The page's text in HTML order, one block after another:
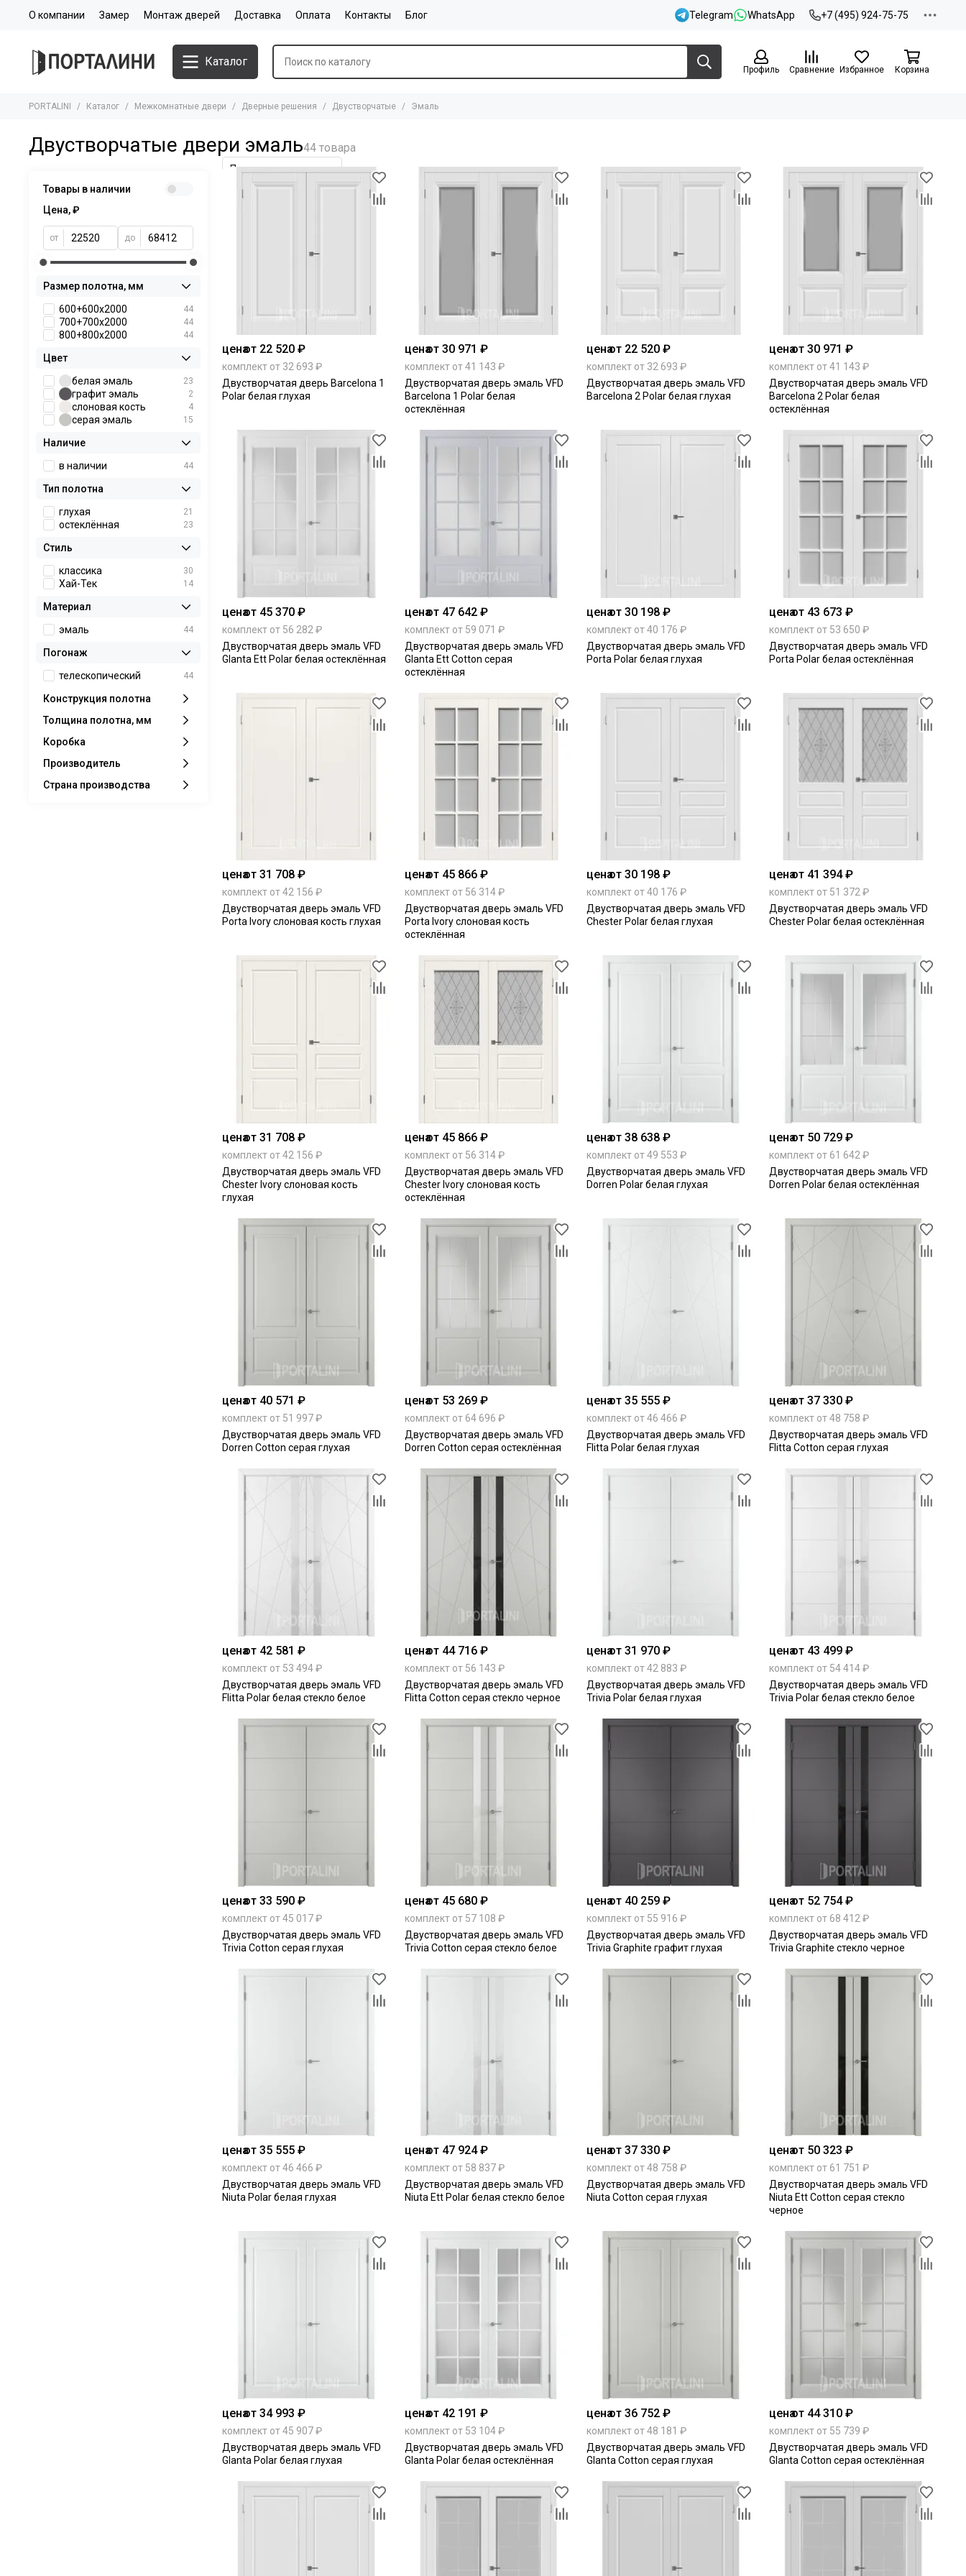
О компании Замер Монтаж дверей Доставка Оплата Контакты Блог Telegram WhatsApp +7 (495) 924-75-75
Каталог
Профиль Сравнение Избранное Корзина
PORTALINI Каталог Межкомнатные двери Дверные решения Двустворчатые Эмаль
Двустворчатые двери эмаль
ценаот 22 520 ₽
комплект от 32 693 ₽
Двустворчатая дверь Barcelona 1
Polar белая глухая
ценаот 30 971 ₽
комплект от 41 143 ₽
Двустворчатая дверь эмаль VFD
Barcelona 1 Polar белая
остеклённая
ценаот 22 520 ₽
комплект от 32 693 ₽
Двустворчатая дверь эмаль VFD
Barcelona 2 Polar белая глухая
ценаот 30 971 ₽
комплект от 41 143 ₽
Двустворчатая дверь эмаль VFD
Barcelona 2 Polar белая
остеклённая
ценаот 45 370 ₽
комплект от 56 282 ₽
Двустворчатая дверь эмаль VFD
Glanta Ett Polar белая остеклённая
ценаот 47 642 ₽
комплект от 59 071 ₽
Двустворчатая дверь эмаль VFD
Glanta Ett Cotton серая
остеклённая
ценаот 30 198 ₽
комплект от 40 176 ₽
Двустворчатая дверь эмаль VFD
Porta Polar белая глухая
ценаот 43 673 ₽
комплект от 53 650 ₽
Двустворчатая дверь эмаль VFD
Porta Polar белая остеклённая
ценаот 31 708 ₽
комплект от 42 156 ₽
Двустворчатая дверь эмаль VFD
Porta Ivory слоновая кость глухая
ценаот 45 866 ₽
комплект от 56 314 ₽
Двустворчатая дверь эмаль VFD
Porta Ivory слоновая кость
остеклённая
ценаот 30 198 ₽
комплект от 40 176 ₽
Двустворчатая дверь эмаль VFD
Chester Polar белая глухая
ценаот 41 394 ₽
комплект от 51 372 ₽
Двустворчатая дверь эмаль VFD
Chester Polar белая остеклённая
ценаот 31 708 ₽
комплект от 42 156 ₽
Двустворчатая дверь эмаль VFD
Chester Ivory слоновая кость
глухая
ценаот 45 866 ₽
комплект от 56 314 ₽
Двустворчатая дверь эмаль VFD
Chester Ivory слоновая кость
остеклённая
ценаот 38 638 ₽
комплект от 49 553 ₽
Двустворчатая дверь эмаль VFD
Dorren Polar белая глухая
ценаот 50 729 ₽
комплект от 61 642 ₽
Двустворчатая дверь эмаль VFD
Dorren Polar белая остеклённая
ценаот 40 571 ₽
комплект от 51 997 ₽
Двустворчатая дверь эмаль VFD
Dorren Cotton серая глухая
ценаот 53 269 ₽
комплект от 64 696 ₽
Двустворчатая дверь эмаль VFD
Dorren Cotton серая остеклённая
ценаот 35 555 ₽
комплект от 46 466 ₽
Двустворчатая дверь эмаль VFD
Flitta Polar белая глухая
ценаот 37 330 ₽
комплект от 48 758 ₽
Двустворчатая дверь эмаль VFD
Flitta Cotton серая глухая
ценаот 42 581 ₽
комплект от 53 494 ₽
Двустворчатая дверь эмаль VFD
Flitta Polar белая стекло белое
ценаот 44 716 ₽
комплект от 56 143 ₽
Двустворчатая дверь эмаль VFD
Flitta Cotton серая стекло черное
ценаот 31 970 ₽
комплект от 42 883 ₽
Двустворчатая дверь эмаль VFD
Trivia Polar белая глухая
ценаот 43 499 ₽
комплект от 54 414 ₽
Двустворчатая дверь эмаль VFD
Trivia Polar белая стекло белое
ценаот 33 590 ₽
комплект от 45 017 ₽
Двустворчатая дверь эмаль VFD
Trivia Cotton серая глухая
ценаот 45 680 ₽
комплект от 57 108 ₽
Двустворчатая дверь эмаль VFD
Trivia Cotton серая стекло белое
ценаот 40 259 ₽
комплект от 55 916 ₽
Двустворчатая дверь эмаль VFD
Trivia Graphite графит глухая
ценаот 52 754 ₽
комплект от 68 412 ₽
Двустворчатая дверь эмаль VFD
Trivia Graphite стекло черное
ценаот 35 555 ₽
комплект от 46 466 ₽
Двустворчатая дверь эмаль VFD
Niuta Polar белая глухая
ценаот 47 924 ₽
комплект от 58 837 ₽
Двустворчатая дверь эмаль VFD
Niuta Ett Polar белая стекло белое
ценаот 37 330 ₽
комплект от 48 758 ₽
Двустворчатая дверь эмаль VFD
Niuta Cotton серая глухая
ценаот 50 323 ₽
комплект от 61 751 ₽
Двустворчатая дверь эмаль VFD
Niuta Ett Cotton серая стекло
черное
ценаот 34 993 ₽
комплект от 45 907 ₽
Двустворчатая дверь эмаль VFD
Glanta Polar белая глухая
ценаот 42 191 ₽
комплект от 53 104 ₽
Двустворчатая дверь эмаль VFD
Glanta Polar белая остеклённая
ценаот 36 752 ₽
комплект от 48 181 ₽
Двустворчатая дверь эмаль VFD
Glanta Cotton серая глухая
ценаот 44 310 ₽
комплект от 55 739 ₽
Двустворчатая дверь эмаль VFD
Glanta Cotton серая остеклённая
Товары в наличии
Цена, ₽
от до
Размер полотна, мм
600+600х2000
44
700+700х2000 44
800+800х2000 44
Цвет
белая эмаль
23
графит эмаль 2
слоновая кость 4
серая эмаль 15
Наличие
в наличии
44
Тип полотна
глухая
21
остеклённая 23
Стиль
классика
30
Хай-Тек 14
Материал
эмаль
44
Погонаж
телескопический
44
Конструкция полотна
Толщина полотна, мм
Коробка
Производитель
Страна производства